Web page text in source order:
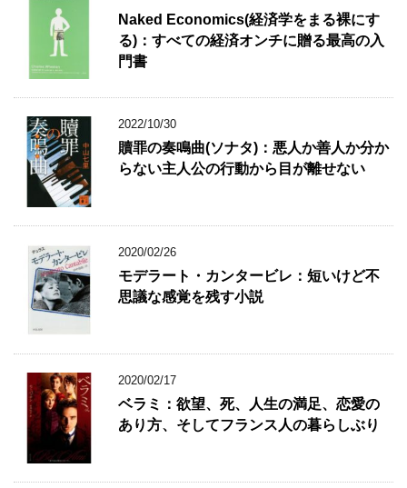
Naked Economics(経済学をまる裸にす
る)：すべての経済オンチに贈る最高の入
門書
2022/10/30
贖罪の奏鳴曲(ソナタ)：悪人か善人か分か
らない主人公の行動から目が離せない
2020/02/26
モデラート・カンタービレ：短いけど不
思議な感覚を残す小説
2020/02/17
ベラミ：欲望、死、人生の満足、恋愛の
あり方、そしてフランス人の暮らしぶり